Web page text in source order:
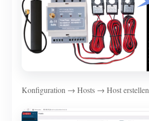
Konfiguration → Hosts → Host erstellen